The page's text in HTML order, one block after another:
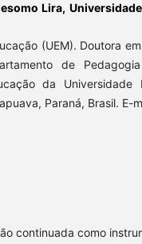
Lira,
(UEM). Doutora
de
da
Paraná, Brasil. E-
continuada como